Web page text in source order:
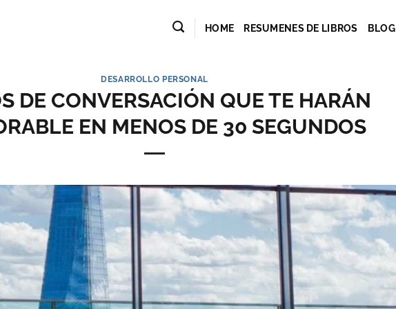
HOME RESUMENES DE LIBROS BLOG
DESARROLLO PERSONAL
DE CONVERSACIÓN QUE TE HARÁN
EN MENOS DE 30 SEGUNDOS